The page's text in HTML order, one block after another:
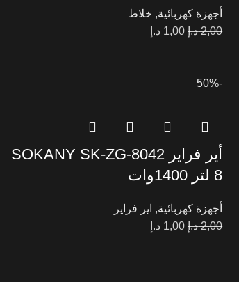
أجهزة كهربائية, خلاط
2,00 د.إ 1,00 د.إ
-50%
أير فراير SOKANY SK-ZG-8042
8 لتر 1400وات
أجهزة كهربائية, اير فراير
2,00 د.إ 1,00 د.إ